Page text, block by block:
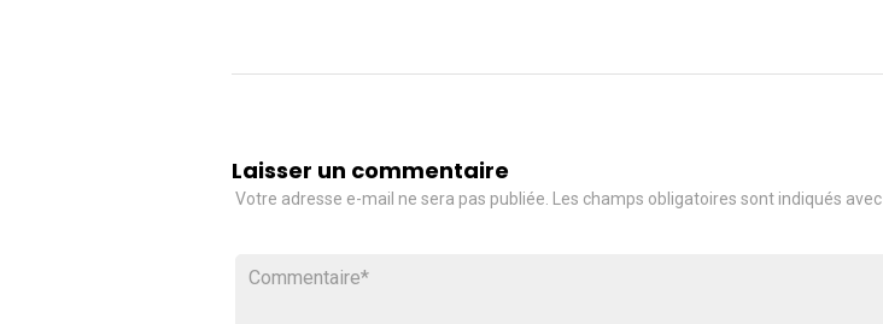
Laisser un commentaire
Votre adresse e-mail ne sera pas publiée. Les champs obligatoires sont indiqués avec